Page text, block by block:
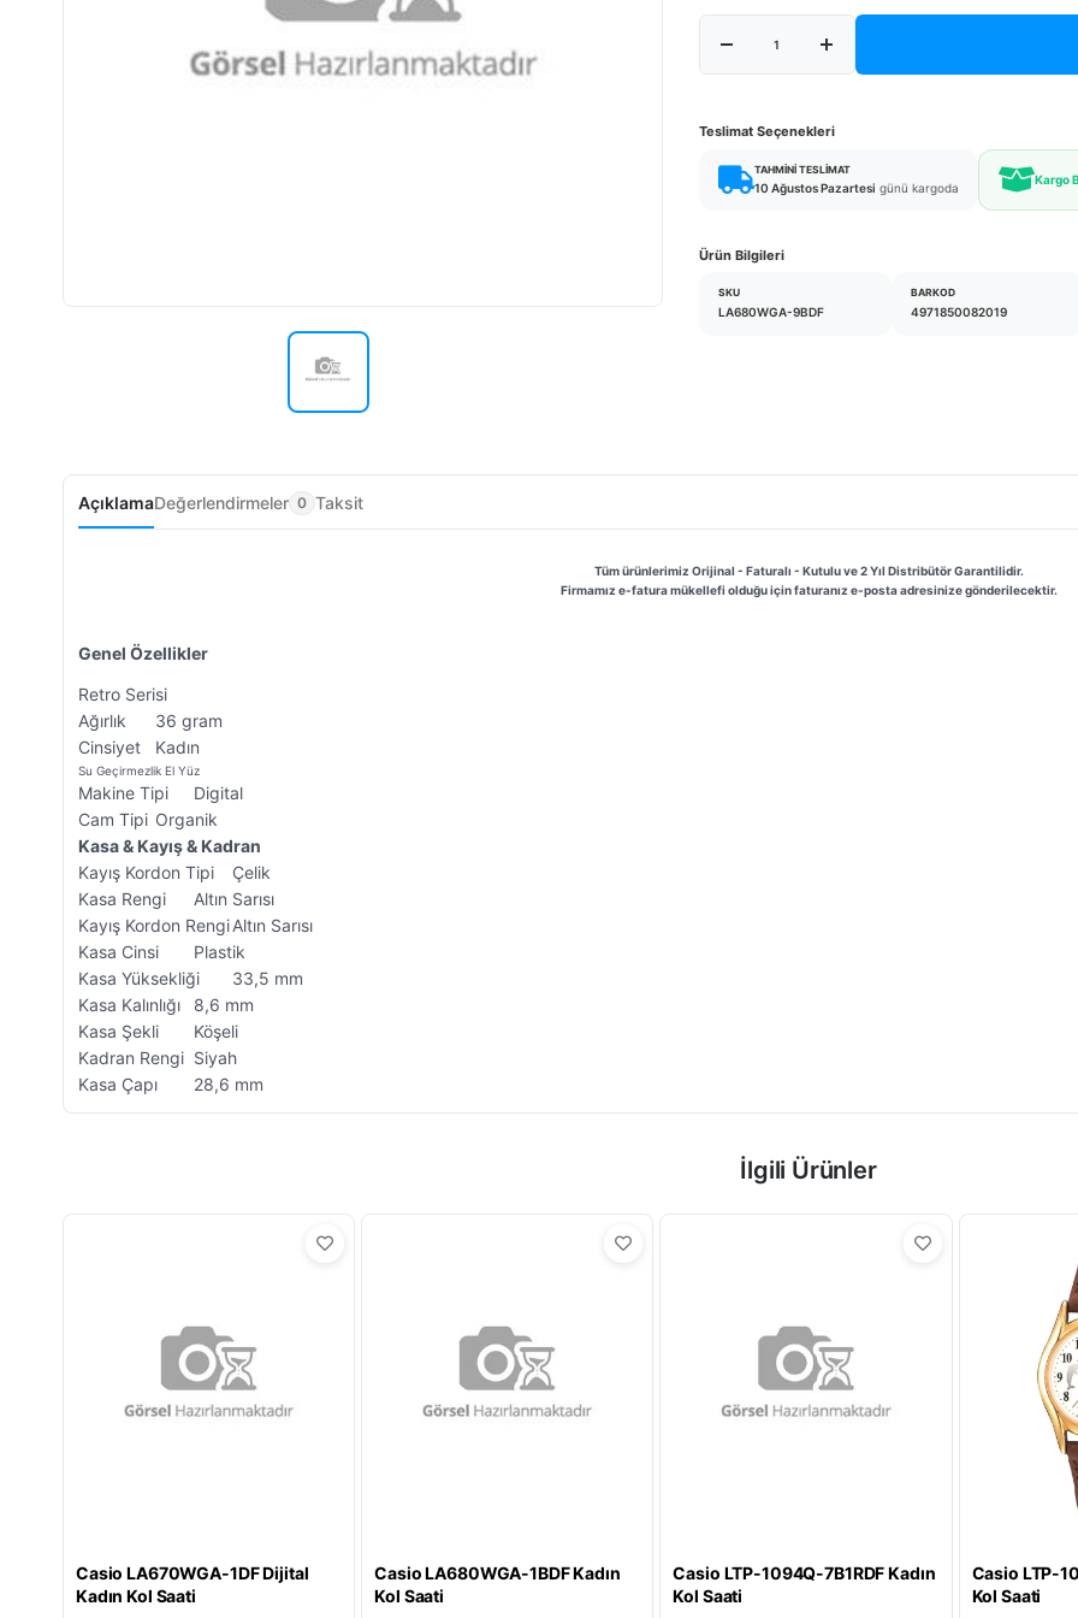
Teslimat Seçenekleri
TAHMINI TESLIMAT
10 Ağustos Pazartesi günü kargoda
Kargo
Ürün Bilgileri
SKU
LA680WGA-9BDF
BARKOD
4971850082019
AçıklamaDeğerlendirmeler 0 Taksit
Tüm ürünlerimiz Orijinal - Faturalı - Kutulu ve 2 Yıl Distribütör Garantilidir.
Firmamız e-fatura mükellefi olduğu için faturanız e-posta adresinize gönderilecektir.
Genel Özellikler
Retro Serisi
Ağırlık
36 gram
Cinsiyet
Kadın
Su Geçirmezlik El Yüz
Makine Tipi
Digital
Cam Tipi Organik
Kasa & Kayış & Kadran
Kayış Kordon Tipi
Çelik
Kasa Rengi
Altın Sarısı
Kayış Kordon RengiAltın Sarısı
Kasa Cinsi
Plastik
Kasa Yüksekliği
33,5 mm
Kasa Kalınlığı
8,6 mm
Kasa Şekli
Köşeli
Kadran Rengi Siyah
Kasa Çapı
28,6 mm
İlgili Ürünler
Casio LA670WGA-1DF Dijital
Kadın Kol Saati
Casio LA680WGA-1BDF Kadın
Kol Saati
Casio LTP-1094Q-7B1RDF Kadın
Kol Saati
Casio LTP-
Kol Saati